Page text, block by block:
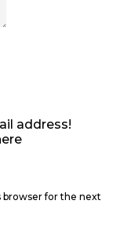
address!
browser for the next